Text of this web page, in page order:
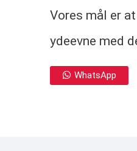
Vores mål er
ydeevne med
WhatsApp